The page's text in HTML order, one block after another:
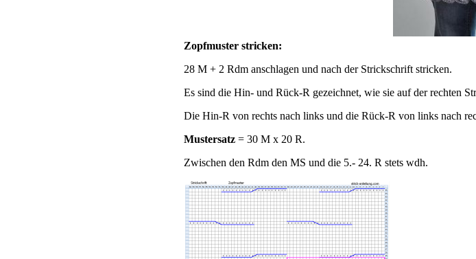
Zopfmuster stricken:
28 M + 2 Rdm anschlagen und nach der Strickschrift stricken.
Es sind die Hin- und Rück-R gezeichnet, wie sie auf der rechten
Die Hin-R von rechts nach links und die Rück-R von links nach
Mustersatz = 30 M x 20 R.
Zwischen den Rdm den MS und die 5.- 24. R stets wdh.